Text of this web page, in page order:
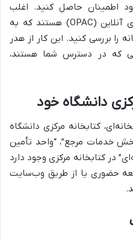
اطمینان حاصل کنید. اغلب
کتابخانه‌ها دارای سیستم جستجوی آنلاین (OPAC) هستند که به
را بررسی کنید. این کار از هدر
که در دسترس شما هستند،
کتابخانه مرکزی دانشگاه
خدمات مرجع”، “واحد تأمین
در کتابخانه مرکزی وجود دارد
حضوری یا از طریق وب‌سایت